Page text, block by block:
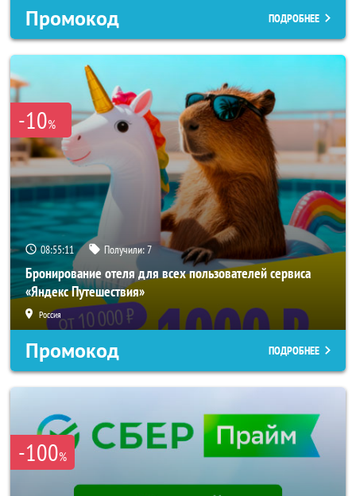
Промокод ПОДРОБНЕЕ
-10%
08:55:09 Получили:7
Бронирование отеля для всех пользователей сервиса
«Яндекс Путешествия»
Россия
Промокод ПОДРОБНЕЕ
-100%